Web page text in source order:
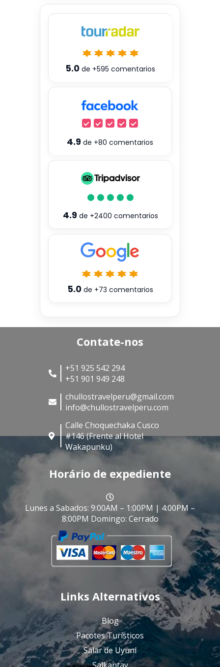
5.0 de +595 comentarios
4.9 de +80 comentarios
4.9de +2400 comentarios
5.0de +73 comentarios
Contate-nos
+51 925 542 294
+51 901 949 248
chullostravelperu@gmail.com
info@chullostravelperu.com
Calle Choquechaka Cusco
#146 (Frente al Hotel
Wakapunku)
Horário de expediente
Lunes a Sabados: 9:00AM – 1:00PM | 4:00PM –
8:00PM Domingo: Cerrado
Links Alternativos
Blog
Pacotes Turísticos
Salar de Uyuni